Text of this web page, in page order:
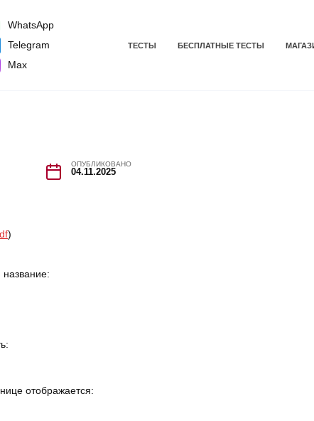
WhatsApp
Telegram
Max
ТЕСТЫ БЕСПЛАТНЫЕ ТЕСТЫ
ОПУБЛИКОВАНО
04.11.2025
)
название:
отображается: